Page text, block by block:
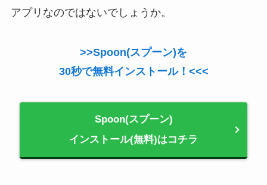
アプリなのではないでしょうか。
>>Spoon(スプーン)を
30秒で無料インストール！<<<
Spoon(スプーン)
インストール(無料)はコチラ